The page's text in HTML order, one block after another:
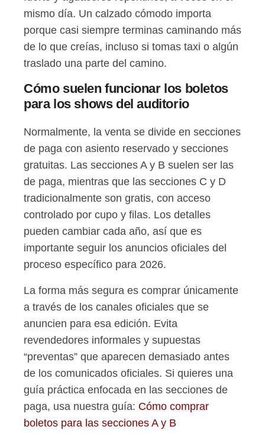
mismo día. Un calzado cómodo importa
porque casi siempre terminas caminando más
de lo que creías, incluso si tomas taxi o algún
traslado una parte del camino.
Cómo suelen funcionar los boletos
para los shows del auditorio
Normalmente, la venta se divide en secciones
de paga con asiento reservado y secciones
gratuitas. Las secciones A y B suelen ser las
de paga, mientras que las secciones C y D
tradicionalmente son gratis, con acceso
controlado por cupo y filas. Los detalles
pueden cambiar cada año, así que es
importante seguir los anuncios oficiales del
proceso específico para 2026.
La forma más segura es comprar únicamente
a través de los canales oficiales que se
anuncien para esa edición. Evita
revendedores informales y supuestas
“preventas” que aparecen demasiado antes
de los comunicados oficiales. Si quieres una
guía práctica enfocada en las secciones de
paga, usa nuestra guía: Cómo comprar
boletos para las secciones A y B